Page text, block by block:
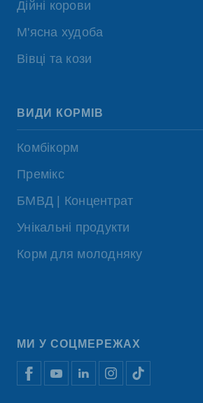
Дійні корови
М'ясна худоба
Вівці та кози
ВИДИ КОРМІВ
Комбікорм
Премікс
БМВД | Концентрат
Унікальні продукти
Корм для молодняку
МИ У СОЦМЕРЕЖАХ